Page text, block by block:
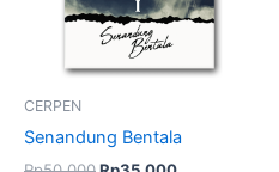
CERPEN
Senandung Bentala